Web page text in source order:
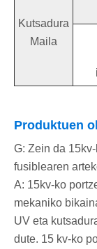
Kutsadura
Maila
Produktuen
G: Zein da
fusiblearen
A: 15kv-ko
mekaniko
UV eta
dute. 15 kv-ko